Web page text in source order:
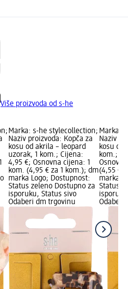
Više proizvoda od s-he
Marka: s-he stylecollection;
Naziv proizvoda: Kopča za
kosu od akrila – leopard
uzorak, 1 kom.; Cijena:
4,95 €; Osnovna cijena: 1
kom. (4,95 € za 1 kom.); dm
marka Logo; Dostupnost:
Status zeleno Dostupno za
isporuku, Status sivo
Odaberi dm trgovinu
Marka:
Naziv
kosu od
kom.;
(4,55 €
marka
Status
Odaberi